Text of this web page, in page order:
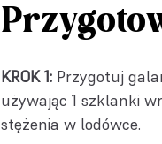
KROK 1: Przygotuj
używając 1 szklanki
stężenia w lodówce.